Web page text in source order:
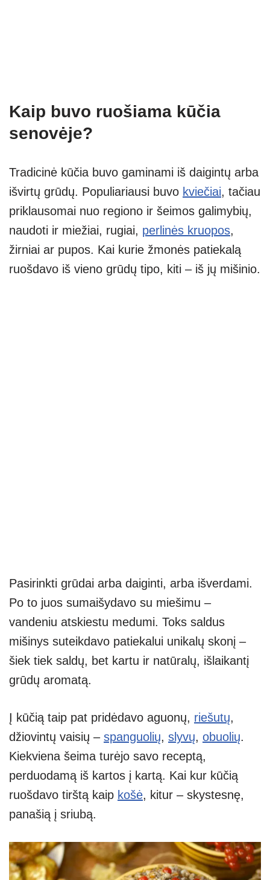
Kaip buvo ruošiama kūčia
senovėje?
Tradicinė kūčia buvo gaminami iš daigintų arba
išvirtų grūdų. Populiariausi buvo kviečiai, tačiau
priklausomai nuo regiono ir šeimos galimybių,
naudoti ir miežiai, rugiai, perlinės kruopos,
žirniai ar pupos. Kai kurie žmonės patiekalą
ruošdavo iš vieno grūdų tipo, kiti – iš jų mišinio.
Pasirinkti grūdai arba daiginti, arba išverdami.
Po to juos sumaišydavo su miešimu –
vandeniu atskiestu medumi. Toks saldus
mišinys suteikdavo patiekalui unikalų skonį –
šiek tiek saldų, bet kartu ir natūralų, išlaikantį
grūdų aromatą.
Į kūčią taip pat pridėdavo aguonų, riešutų,
džiovintų vaisių – spanguolių, slyvų, obuolių.
Kiekviena šeima turėjo savo receptą,
perduodamą iš kartos į kartą. Kai kur kūčią
ruošdavo tirštą kaip košė, kitur – skystesnę,
panašią į sriubą.